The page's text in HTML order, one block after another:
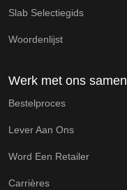
Slab Selectiegids
Woordenlijst
Werk met ons samen
Bestelproces
Lever Aan Ons
Word Een Retailer
Carrières